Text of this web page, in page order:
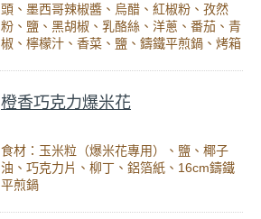
頭、墨西哥辣椒醬、烏醋、紅椒粉、孜然
粉、鹽、黑胡椒、乳酪絲、洋蔥、番茄、青
椒、檸檬汁、香菜、鹽、鑄鐵平煎鍋、烤箱
橙香巧克力爆米花
食材：玉米粒（爆米花專用）、鹽、椰子
油、巧克力片、柳丁、鋁箔紙、16cm鑄鐵
平煎鍋